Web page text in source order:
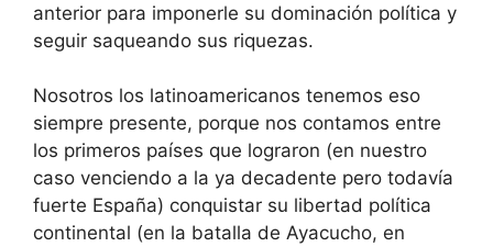
anterior para imponerle su dominación política y
seguir saqueando sus riquezas.
Nosotros los latinoamericanos tenemos eso
siempre presente, porque nos contamos entre
los primeros países que lograron (en nuestro
caso venciendo a la ya decadente pero todavía
fuerte España) conquistar su libertad política
continental (en la batalla de Ayacucho, en